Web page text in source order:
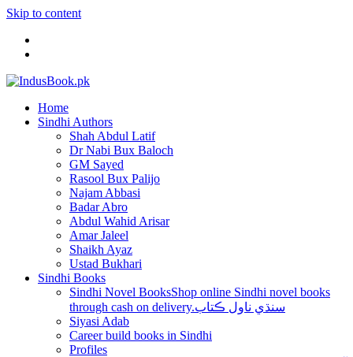
Skip to content
Home
Sindhi Authors
Shah Abdul Latif
Dr Nabi Bux Baloch
GM Sayed
Rasool Bux Palijo
Najam Abbasi
Badar Abro
Abdul Wahid Arisar
Amar Jaleel
Shaikh Ayaz
Ustad Bukhari
Sindhi Books
Sindhi Novel BooksShop online Sindhi novel books
through cash on delivery.سنڌي ناول ڪتاب
Siyasi Adab
Career build books in Sindhi
Profiles